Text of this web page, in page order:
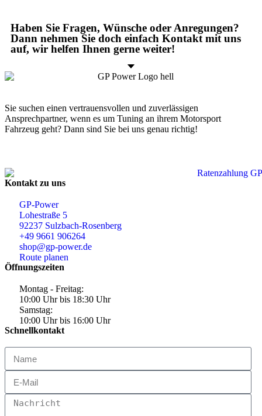
Haben Sie Fragen, Wünsche oder Anregungen?
Dann nehmen Sie doch einfach Kontakt mit uns
auf, wir helfen Ihnen gerne weiter!
Sie suchen einen vertrauensvollen und zuverlässigen
Ansprechpartner, wenn es um Tuning an ihrem Motorsport
Fahrzeug geht? Dann sind Sie bei uns genau richtig!
Kontakt zu uns
GP-Power
Lohestraße 5
92237 Sulzbach-Rosenberg
+49 9661 906264
shop@gp-power.de
Route planen
Öffnungszeiten
Montag - Freitag:
10:00 Uhr bis 18:30 Uhr
Samstag:
10:00 Uhr bis 16:00 Uhr
Schnellkontakt